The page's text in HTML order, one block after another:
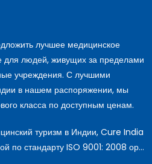
лучшее медицинское
для людей, живущих за пределами
учреждения. С лучшими
в нашем распоряжении, мы
класса по доступным ценам.
туризм в Индии, Cure India
по стандарту ISO 9001: 2008 ор...